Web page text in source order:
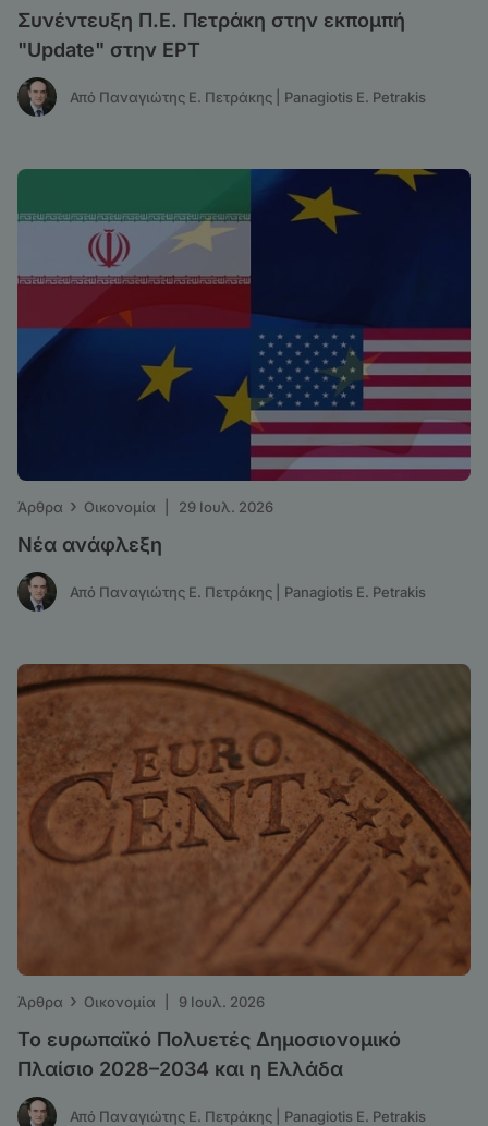
Συνέντευξη Π.Ε. Πετράκη στην εκπομπή
"Update" στην ΕΡΤ
Από Παναγιώτης Ε. Πετράκης | Panagiotis E. Petrakis
Άρθρα › Οικονομία 29 Ιουλ. 2026
Νέα ανάφλεξη
Από Παναγιώτης Ε. Πετράκης | Panagiotis E. Petrakis
Άρθρα › Οικονομία 9 Ιουλ. 2026
Το ευρωπαϊκό Πολυετές Δημοσιονομικό
Πλαίσιο 2028–2034 και η Ελλάδα
Από Παναγιώτης Ε. Πετράκης | Panagiotis E. Petrakis